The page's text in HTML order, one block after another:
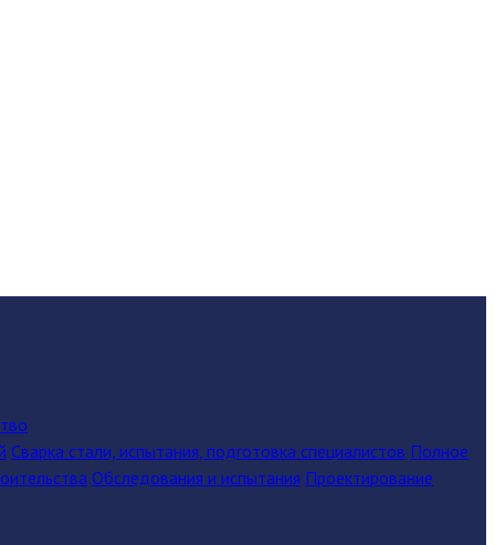
Сварка стали, испытания, подготовка специалистов Полное
Обследования и испытания Проектирование